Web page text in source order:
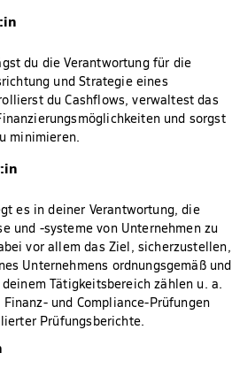
du die Verantwortung für die
und Strategie eines
du Cashflows, verwaltest das
und sorgst
minimieren.
es in deiner Verantwortung, die
und -systeme von Unternehmen zu
vor allem das Ziel, sicherzustellen,
Unternehmens ordnungsgemäß und
Tätigkeitsbereich zählen u. a.
und Compliance-Prüfungen
Prüfungsberichte.